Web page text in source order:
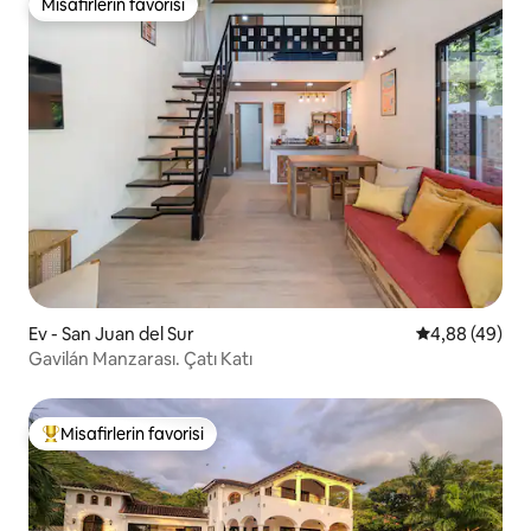
Misafirlerin favorisi
Misafirlerin favorisi
Ev - San Juan del Sur 5 üzerinden
4,88 (49)
Gavilán Manzarası. Çatı Katı
Misafirlerin favorilerinden en beğenilenler arasında
Misafirlerin favorisi